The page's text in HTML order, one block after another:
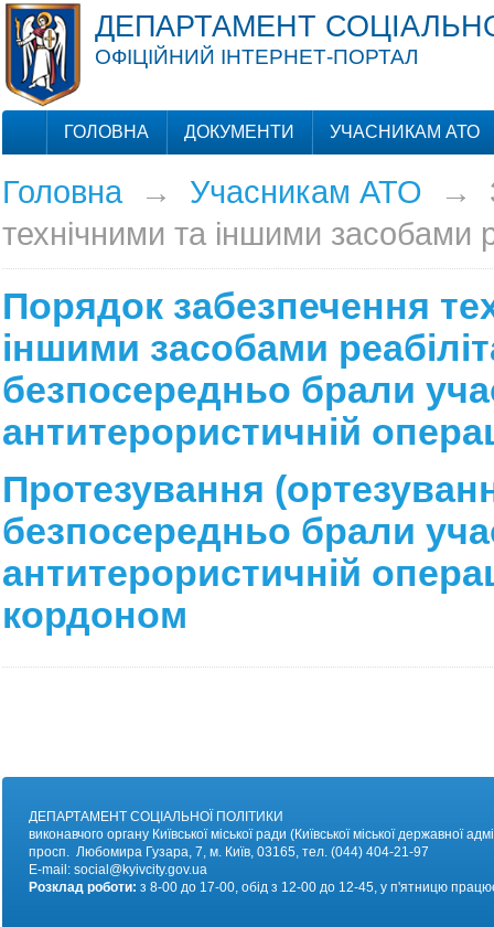
ДЕПАРТАМЕНТ
ОФІЦІЙНИЙ ІНТЕРНЕТ-ПОРТАЛ
ГОЛОВНА ДОКУМЕНТИ УЧАСНИКАМ АТО
Головна→ Учасникам АТО →
технічними та іншими засобами
Порядок забезпечення
іншими засобами
безпосередньо брали
антитерористичній
Протезування
безпосередньо брали
антитерористичній
кордоном
ДЕПАРТАМЕНТ СОЦІАЛЬНОЇ ПОЛІТИКИ
виконавчого органу Київської міської ради (Київської міської державної
просп. Любомира Гузара, 7, м. Київ, 03165, тел. (044) 404-21-97
E-mail: social@kyivcity.gov.ua
Розклад роботи: з 8-00 до 17-00, обід з 12-00 до 12-45, у п'ятницю